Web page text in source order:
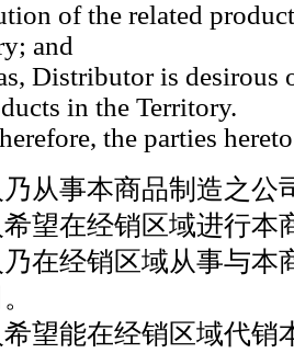
of the related
and
Distributor is
in the Territory.
the parties
从事本商品制造之公
望在经销区域进行本
在经销区域从事与本
望能在经销区域代销